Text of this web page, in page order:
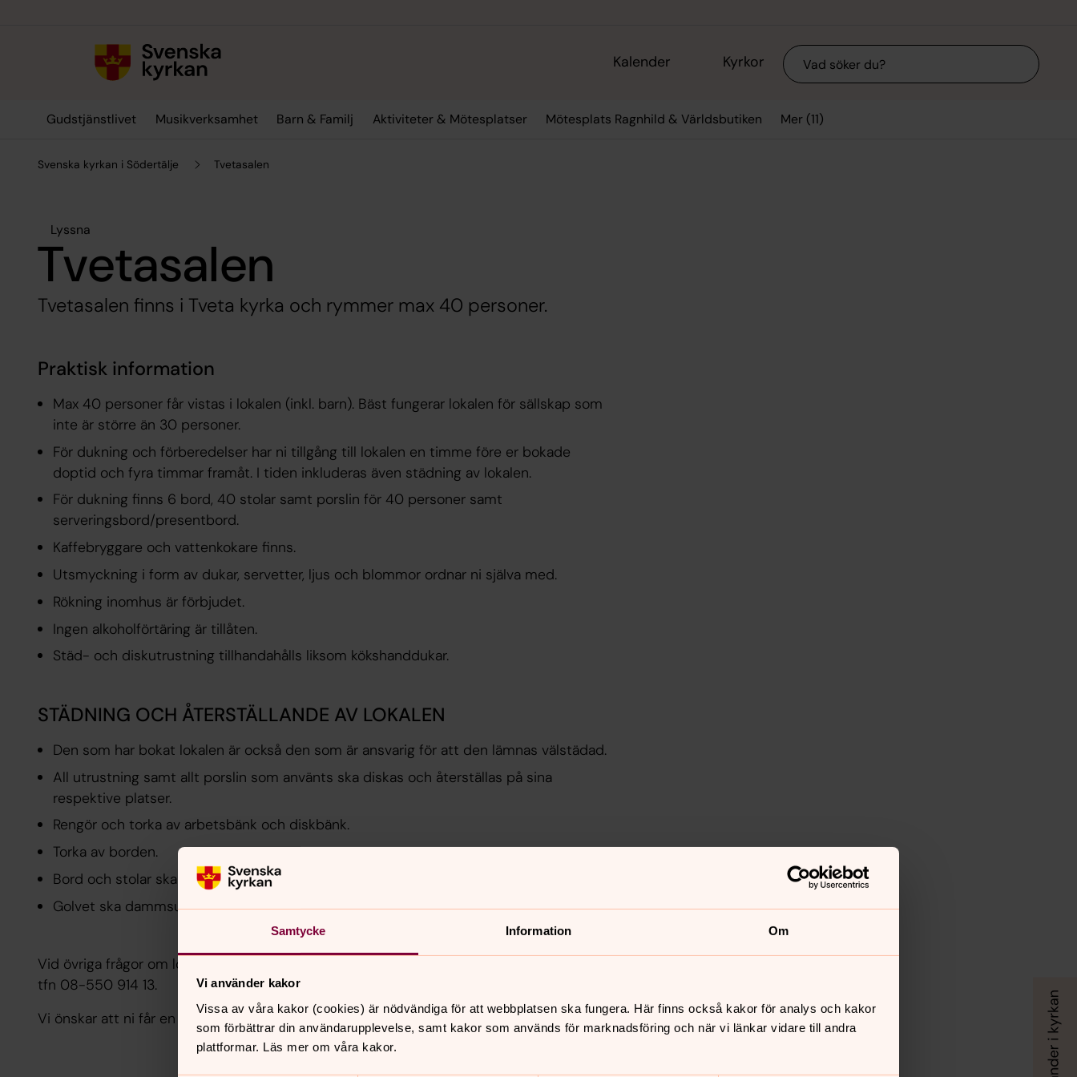
Samtycke Information Om
Vi använder kakor
Vissa av våra kakor (cookies) är nödvändiga för att webbplatsen ska fungera. Här finns också kakor för analys och kakor
som förbättrar din användarupplevelse, samt kakor som används för marknadsföring och när vi länkar vidare till andra
plattformar. Läs mer om våra kakor.
Kalender Kyrkor Sök
Gudstjänstlivet Musikverksamhet Barn & Familj Aktiviteter & Mötesplatser Mötesplats Ragnhild & Världsbutiken Mer (11)
Svenska kyrkan i Södertälje Tvetasalen
Lyssna
Tvetasalen
Tvetasalen finns i Tveta kyrka och rymmer max 40 personer.
Praktisk information
Max 40 personer får vistas i lokalen (inkl. barn). Bäst fungerar lokalen för sällskap som
inte är större än 30 personer.
För dukning och förberedelser har ni tillgång till lokalen en timme före er bokade
doptid och fyra timmar framåt. I tiden inkluderas även städning av lokalen.
För dukning finns 6 bord, 40 stolar samt porslin för 40 personer samt
serveringsbord/presentbord.
Kaffebryggare och vattenkokare finns.
Utsmyckning i form av dukar, servetter, ljus och blommor ordnar ni själva med.
Rökning inomhus är förbjudet.
Ingen alkoholförtäring är tillåten.
Städ- och diskutrustning tillhandahålls liksom kökshanddukar.
STÄDNING OCH ÅTERSTÄLLANDE AV LOKALEN
Den som har bokat lokalen är också den som är ansvarig för att den lämnas välstädad.
All utrustning samt allt porslin som använts ska diskas och återställas på sina
respektive platser.
Rengör och torka av arbetsbänk och diskbänk.
Torka av borden.
Bord och stolar ska återställas.
Golvet ska dammsugas.
Vid övriga frågor om lokalen, kontakta kyrkvaktmästare
tfn 08-550 914 13.
Vi önskar att ni får en fin och trevlig stund tillsammans!